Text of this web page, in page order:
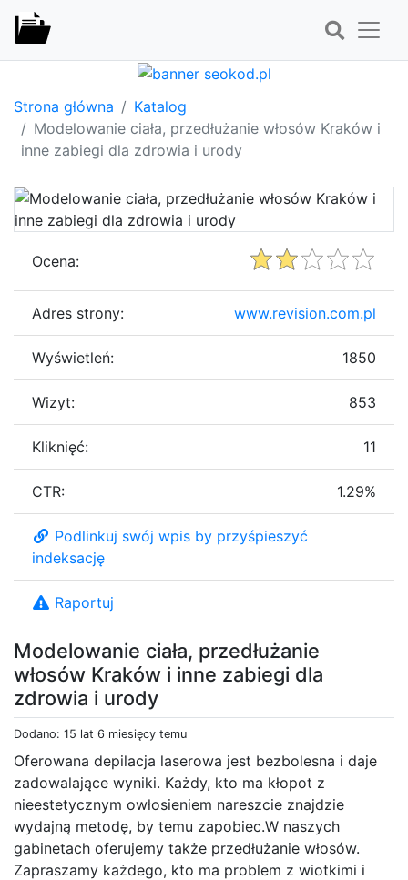
Strona główna
Katalog
Modelowanie ciała, przedłużanie włosów Kraków i
inne zabiegi dla zdrowia i urody
Modelowanie ciała, przedłużanie
włosów Kraków i inne zabiegi dla
zdrowia i urody
Dodano: 15 lat 6 miesięcy temu
Oferowana depilacja laserowa jest bezbolesna i daje
zadowalające wyniki. Każdy, kto ma kłopot z
nieestetycznym owłosieniem nareszcie znajdzie
wydajną metodę, by temu zapobiec.W naszych
gabinetach oferujemy także przedłużanie włosów.
Zapraszamy każdego, kto ma problem z wiotkimi i
Ocena:
Adres strony: www.revision.com.pl
Wyświetleń: 1850
Wizyt: 853
Kliknięć: 11
CTR: 1.29%
Podlinkuj swój wpis by przyśpieszyć
indeksację
Raportuj